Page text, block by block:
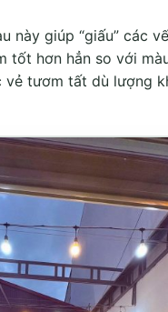
này giúp “giấu” các
tốt hơn hẳn so với
vẻ tươm tất dù lượng